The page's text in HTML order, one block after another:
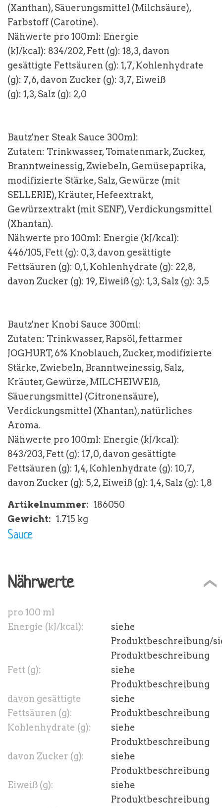
(Xanthan), Säuerungsmittel (Milchsäure),
Farbstoff (Carotine).
Nähwerte pro 100ml: Energie
(kJ/kcal): 834/202, Fett (g): 18,3, davon
gesättigte Fettsäuren (g): 1,7, Kohlenhydrate
(g): 7,6, davon Zucker (g): 3,7, Eiweiß
(g): 1,3, Salz (g): 2,0
Bautz'ner Steak Sauce 300ml:
Zutaten: Trinkwasser, Tomatenmark, Zucker,
Branntweinessig, Zwiebeln, Gemüsepaprika,
modifizierte Stärke, Salz, Gewürze (mit
SELLERIE), Kräuter, Hefeextrakt,
Gewürzextrakt (mit SENF), Verdickungsmittel
(Xhantan).
Nähwerte pro 100ml: Energie (kJ/kcal):
446/105, Fett (g): 0,3, davon gesättigte
Fettsäuren (g): 0,1, Kohlenhydrate (g): 22,8,
davon Zucker (g): 19, Eiweiß (g): 1,3, Salz (g): 3,5
Bautz'ner Knobi Sauce 300ml:
Zutaten: Trinkwasser, Rapsöl, fettarmer
JOGHURT, 6% Knoblauch, Zucker, modifizierte
Stärke, Zwiebeln, Branntweinessig, Salz,
Kräuter, Gewürze,MILCHEIWEIß,
Säuerungsmittel (Citronensäure),
Verdickungsmittel (Xhantan), natürliches
Aroma.
Nähwerte pro 100ml: Energie (kJ/kcal):
843/203, Fett (g): 17,0, davon gesättigte
Fettsäuren (g): 1,4, Kohlenhydrate (g): 10,7,
davon Zucker (g): 5,2, Eiweiß (g): 1,4, Salz (g): 1,8
Artikelnummer: 186050
Gewicht: 1.715 kg
Sauce
Nährwerte
pro 100 ml
Energie (kJ/kcal):
siehe
Produktbeschreibung/
Produktbeschreibung
Fett (g):
siehe
Produktbeschreibung
davon gesättigte
Fettsäuren (g):
siehe
Produktbeschreibung
Kohlenhydrate (g):
siehe
Produktbeschreibung
davon Zucker (g):
siehe
Produktbeschreibung
Eiweiß (g):
siehe
Produktbeschreibung